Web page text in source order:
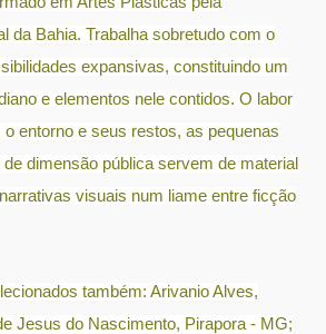
da Bahia. Trabalha sobretudo com o
expansivas, constituindo um
e elementos nele contidos. O labor
entorno e seus restos, as pequenas
dimensão pública servem de material
visuais num liame entre ficção
também: Arivanio Alves,
Jesus do Nascimento, Pirapora - MG;